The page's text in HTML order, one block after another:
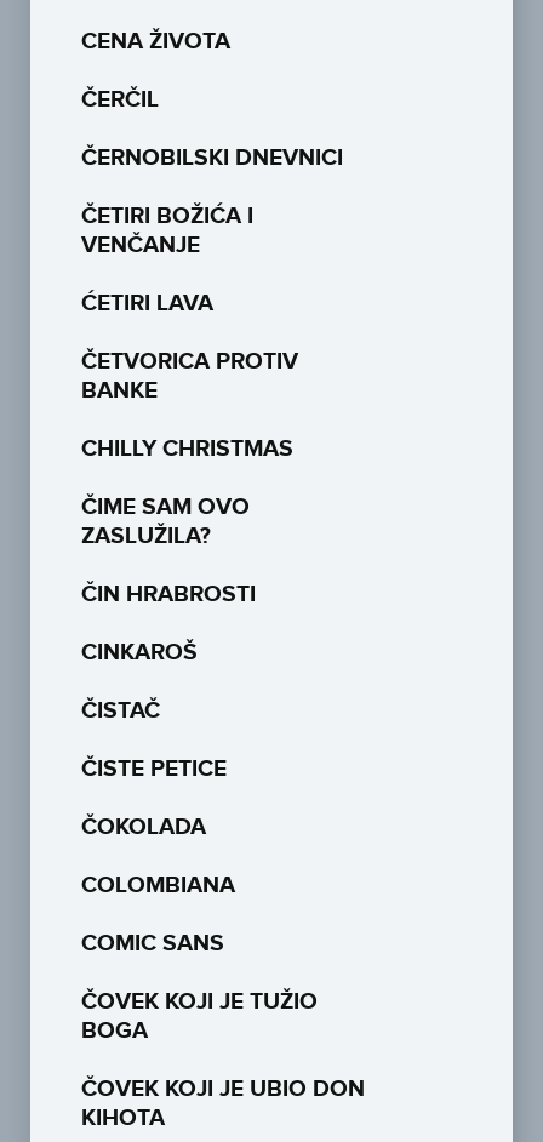
CENA ŽIVOTA
ČERČIL
ČERNOBILSKI DNEVNICI
ČETIRI BOŽIĆA I
VENČANJE
ĆETIRI LAVA
ČETVORICA PROTIV
BANKE
CHILLY CHRISTMAS
ČIME SAM OVO
ZASLUŽILA?
ČIN HRABROSTI
CINKAROŠ
ČISTAČ
ČISTE PETICE
ČOKOLADA
COLOMBIANA
COMIC SANS
ČOVEK KOJI JE TUŽIO
BOGA
ČOVEK KOJI JE UBIO DON
KIHOTA